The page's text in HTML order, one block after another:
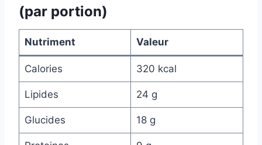
(par portion)
Nutriment Valeur
Calories 320 kcal
Lipides 24 g
Glucides 18 g